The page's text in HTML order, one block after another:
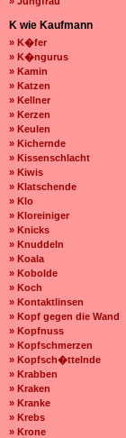
K wie Kaufmann
» K�fer
» K�ngurus
» Kamin
» Katzen
» Kellner
» Kerzen
» Keulen
» Kichernde
» Kissenschlacht
» Kiwis
» Klatschende
» Klo
» Kloreiniger
» Knicks
» Knuddeln
» Koala
» Kobolde
» Koch
» Kontaktlinsen
» Kopf gegen die Wand
» Kopfnuss
» Kopfschmerzen
» Kopfsch�ttelnde
» Krabben
» Kraken
» Kranke
» Krebs
» Krone